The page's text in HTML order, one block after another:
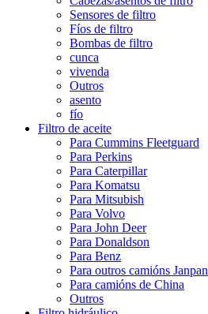
Sensores de filtro
Fíos de filtro
Bombas de filtro
cunca
vivenda
Outros
asento
fío
Filtro de aceite
Para Cummins Fleetguard
Para Perkins
Para Caterpillar
Para Komatsu
Para Mitsubish
Para Volvo
Para John Deer
Para Donaldson
Para Benz
Para outros camións Janpan
Para camións de China
Outros